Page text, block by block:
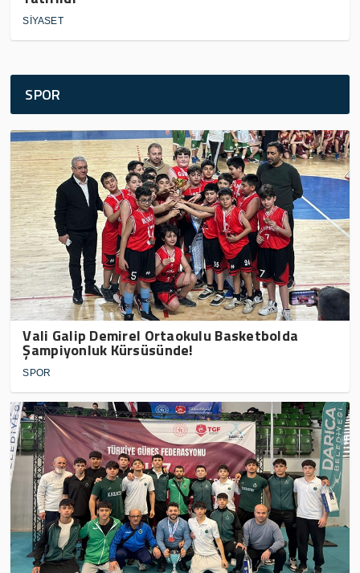
SİYASET
SPOR
Vali Galip Demirel Ortaokulu Basketbolda
Şampiyonluk Kürsüsünde!
SPOR